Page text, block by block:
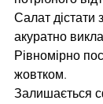
Салат дістати
акуратно
Рівномірно
жовтком.
Залишається